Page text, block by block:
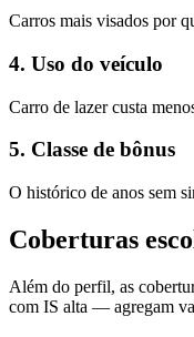
Carros mais visados por
4. Uso do veículo
Carro de lazer custa
5. Classe de bônus
O histórico de anos sem
Coberturas
Além do perfil, as
com IS alta — agregam